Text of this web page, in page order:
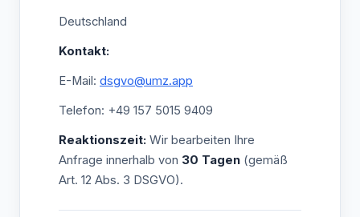
Deutschland
Kontakt:
E-Mail: dsgvo@umz.app
Telefon: +49 157 5015 9409
Reaktionszeit: Wir bearbeiten Ihre
Anfrage innerhalb von 30 Tagen (gemäß
Art. 12 Abs. 3 DSGVO).